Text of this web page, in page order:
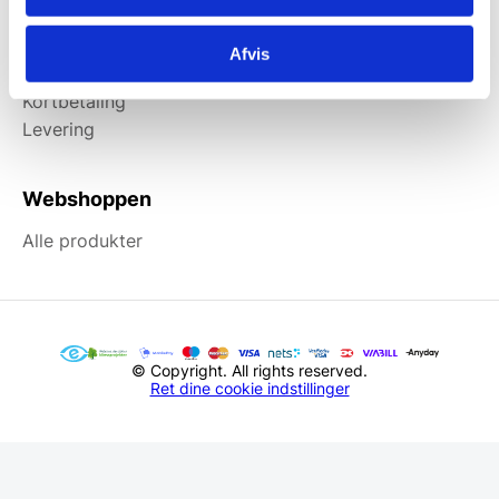
Afvis
Information
Kortbetaling
Levering
Webshoppen
Alle produkter
© Copyright. All rights reserved.
Ret dine cookie indstillinger